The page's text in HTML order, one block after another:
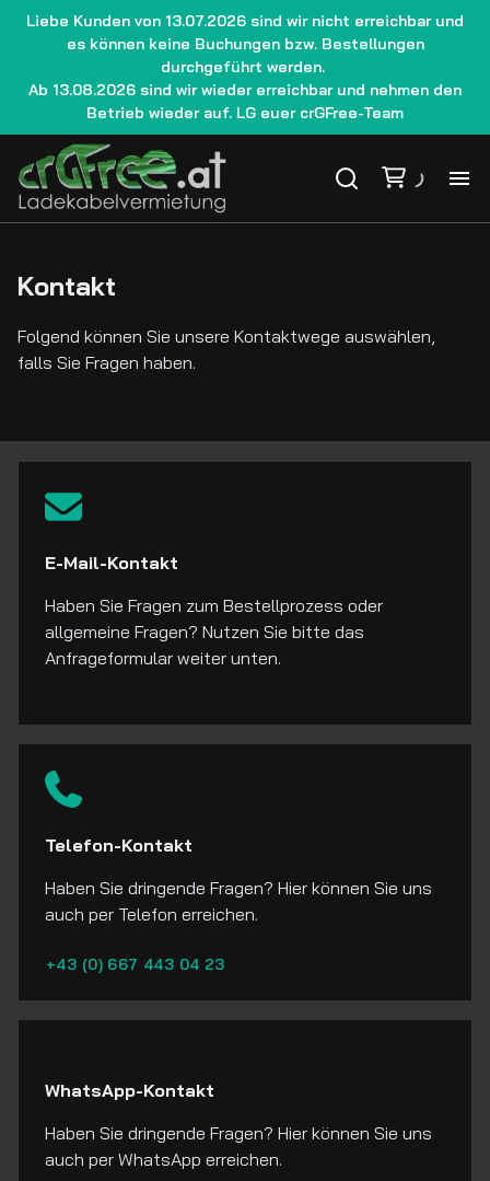
Liebe Kunden von 13.07.2026 sind wir nicht erreichbar und
es können keine Buchungen bzw. Bestellungen
durchgeführt werden.
Ab 13.08.2026 sind wir wieder erreichbar und nehmen den
Betrieb wieder auf. LG euer crGFree-Team
Kontakt
Folgend können Sie unsere Kontaktwege auswählen,
falls Sie Fragen haben.
E-Mail-Kontakt
Haben Sie Fragen zum Bestellprozess oder
allgemeine Fragen? Nutzen Sie bitte das
Anfrageformular weiter unten.
Telefon-Kontakt
Haben Sie dringende Fragen? Hier können Sie uns
auch per Telefon erreichen.
+43 (0) 667 443 04 23
WhatsApp-Kontakt
Haben Sie dringende Fragen? Hier können Sie uns
auch per WhatsApp erreichen.